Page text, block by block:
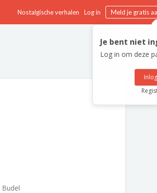
Nostalgische verhalen Log in Meld je gratis
Je bent niet
Log in om deze
Budel